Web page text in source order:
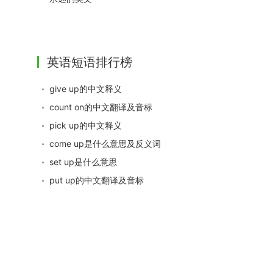
英语短语排行榜
give up的中文释义
count on的中文翻译及音标
pick up的中文释义
come up是什么意思及反义词
set up是什么意思
put up的中文翻译及音标